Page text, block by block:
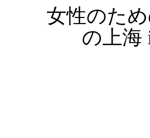
女性のた
の上海